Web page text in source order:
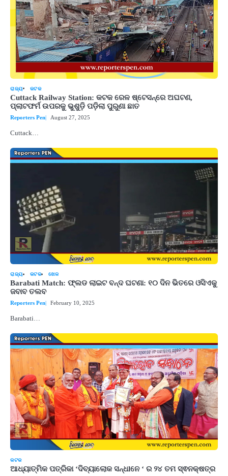
ରାଜ୍ୟ କଟକ
Cuttack Railway Station: କଟକ ରେଳ ଷ୍ଟେସନ୍‌ରେ ଅଘଟଣ,
ପ୍ଲାଟଫର୍ମ ଉପରକୁ ଭୁଶୁଡ଼ି ପଡ଼ିଲା ପୁରୁଣା ଛାତ
Reporters Pen August 27, 2025
Cuttack…
ରାଜ୍ୟ କଟକ ଖେଳ
Barabati Match: ଫ୍ଲଡ ଲାଇଟ ବନ୍ଦ ଘଟଣା: ୧୦ ଦିନ ଭିତରେ ଓସିଏକୁ
ଜବାବ ତଲବ
Reporters Pen February 10, 2025
Barabati…
କଟକ
ଆଧ୍ୟାତ୍ମିକ ପତ୍ରିକା ‘ଦିବ୍ୟାଲୋକ ସନ୍ଧlନେ ‘ ର ୨୪ ତମ ସ୍ଵନକ୍ଷତ୍ର